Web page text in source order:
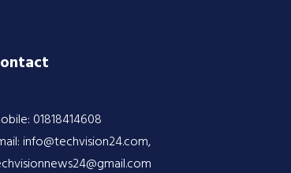
01818414608
info@techvision24.com,